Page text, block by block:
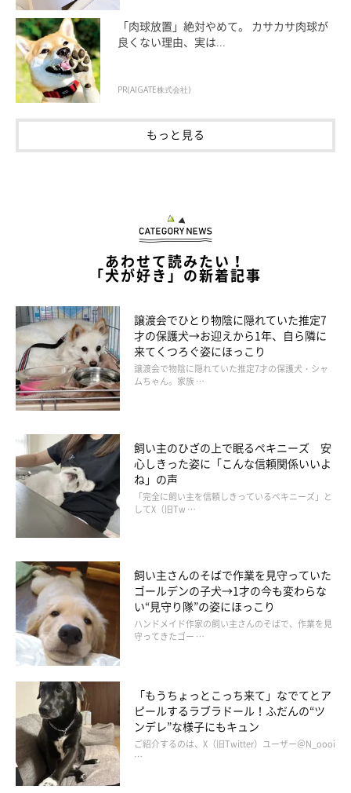
「肉球放置」絶対やめて。 カサカサ肉球が
良くない理由、実は...
PR(AIGATE株式会社)
もっと見る
あわせて読みたい！
「犬が好き」の新着記事
譲渡会でひとり物陰に隠れていた推定7
才の保護犬→お迎えから1年、自ら隣に
来てくつろぐ姿にほっこり
譲渡会で物陰に隠れていた推定7才の保護犬・シャ
ムちゃん。家族 …
飼い主のひざの上で眠るペキニーズ 安
心しきった姿に「こんな信頼関係いいよ
ね」の声
「完全に飼い主を信頼しきっているペキニーズ」と
してX（旧Tw …
飼い主さんのそばで作業を見守っていた
ゴールデンの子犬→1才の今も変わらな
い“見守り隊”の姿にほっこり
ハンドメイド作家の飼い主さんのそばで、作業を見
守ってきたゴー …
「もうちょっとこっち来て」なでてとア
ピールするラブラドール！ふだんの“ツ
ンデレ”な様子にもキュン
ご紹介するのは、X（旧Twitter）ユーザー＠N_oooi
…